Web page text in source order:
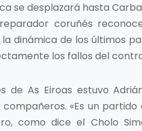
se desplazará hasta
coruñés
dinámica de los últimos
los fallos del
de As Eiroas estuvo
«Es un
como dice el Cholo